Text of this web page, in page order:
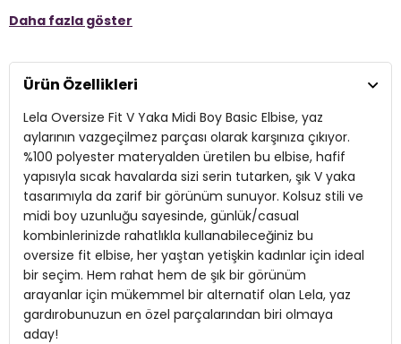
yaz gardırobunuzun en özel parçalarından biri olmaya aday!
Model:
Mevsim:Yazlık
Materyal:%100 Polyester
Yaka Tipi:V Yaka
Kol Tipi:Kolsuz
Uzunluk:Midi
Kalınlık:Orta
Kalıp Bilgisi:
Daha fazla göster
Ürün Özellikleri
Lela Oversize Fit V Yaka Midi Boy Basic Elbise, yaz
aylarının vazgeçilmez parçası olarak karşınıza çıkıyor.
%100 polyester materyalden üretilen bu elbise, hafif
yapısıyla sıcak havalarda sizi serin tutarken, şık V yaka
tasarımıyla da zarif bir görünüm sunuyor. Kolsuz stili ve
midi boy uzunluğu sayesinde, günlük/casual
kombinlerinizde rahatlıkla kullanabileceğiniz bu
oversize fit elbise, her yaştan yetişkin kadınlar için ideal
bir seçim. Hem rahat hem de şık bir görünüm
arayanlar için mükemmel bir alternatif olan Lela, yaz
gardırobunuzun en özel parçalarından biri olmaya
aday!